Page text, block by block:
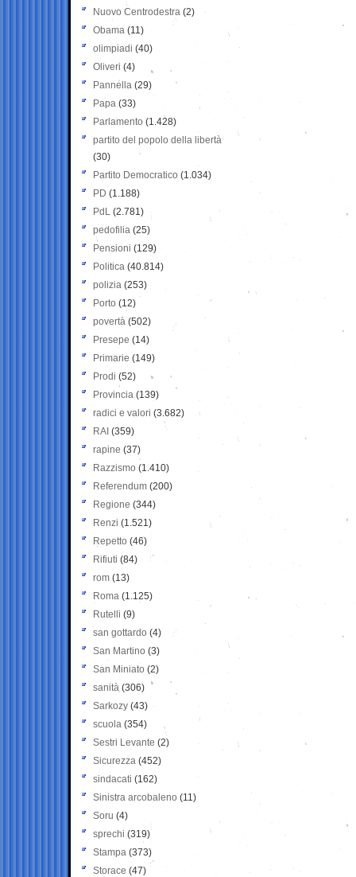
Nuovo Centrodestra (2)
Obama (11)
olimpiadi (40)
Oliveri (4)
Pannella (29)
Papa (33)
Parlamento (1.428)
partito del popolo della libertà
(30)
Partito Democratico (1.034)
PD (1.188)
PdL (2.781)
pedofilia (25)
Pensioni (129)
Politica (40.814)
polizia (253)
Porto (12)
povertà (502)
Presepe (14)
Primarie (149)
Prodi (52)
Provincia (139)
radici e valori (3.682)
RAI (359)
rapine (37)
Razzismo (1.410)
Referendum (200)
Regione (344)
Renzi (1.521)
Repetto (46)
Rifiuti (84)
rom (13)
Roma (1.125)
Rutelli (9)
san gottardo (4)
San Martino (3)
San Miniato (2)
sanità (306)
Sarkozy (43)
scuola (354)
Sestri Levante (2)
Sicurezza (452)
sindacati (162)
Sinistra arcobaleno (11)
Soru (4)
sprechi (319)
Stampa (373)
Storace (47)